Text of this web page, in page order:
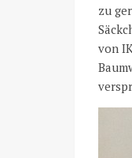
zu
von